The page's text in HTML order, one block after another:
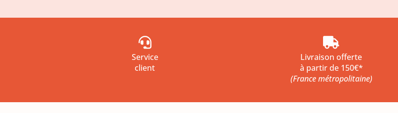

Service
client

Livraison offerte
à partir de 150€*
(France métropolitaine)